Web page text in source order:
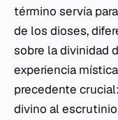
término servía
de los dioses,
sobre la divinidad
experiencia
precedente
divino al